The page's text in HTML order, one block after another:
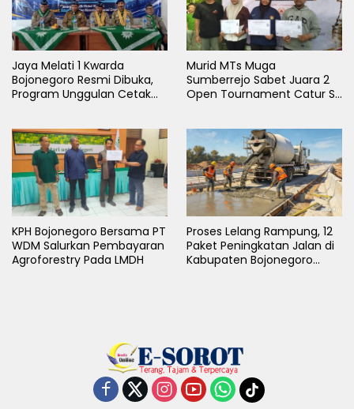
Jaya Melati 1 Kwarda
Bojonegoro Resmi Dibuka,
Program Unggulan Cetak
Murid MTs Muga
Sumberrejo Sabet Juara 2
Open Tournament Catur S-
KPH Bojonegoro Bersama PT
WDM Salurkan Pembayaran
Agroforestry Pada LMDH
Proses Lelang Rampung, 12
Paket Peningkatan Jalan di
Kabupaten Bojonegoro